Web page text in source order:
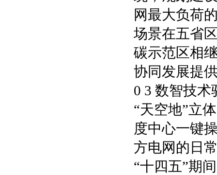
网最大负荷
场景在五省
碳示范区相
协同发展提
0 3 数智技术
“天空地”立
度中心一键
方电网的日
“十四五”期